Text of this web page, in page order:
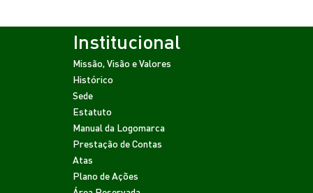
Institucional
Missão, Visão e Valores
Histórico
Sede
Estatuto
Manual da Logomarca
Prestação de Contas
Atas
Plano de Ações